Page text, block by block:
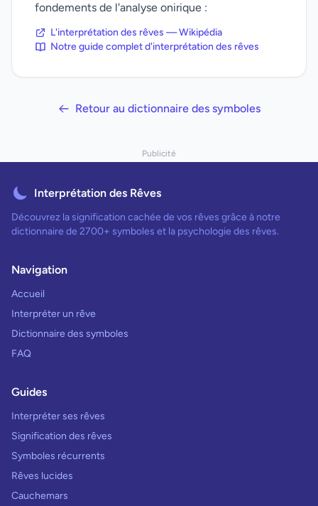
fondements de l'analyse onirique :
L'interprétation des rêves — Wikipédia
Notre guide complet d'interprétation des rêves
Retour au dictionnaire des symboles
Publicité
Interprétation des Rêves
Découvrez la signification cachée de vos rêves grâce à notre
dictionnaire de 2700+ symboles et la psychologie des rêves.
Navigation
Accueil
Interpréter un rêve
Dictionnaire des symboles
FAQ
Guides
Interpréter ses rêves
Signification des rêves
Symboles récurrents
Rêves lucides
Cauchemars